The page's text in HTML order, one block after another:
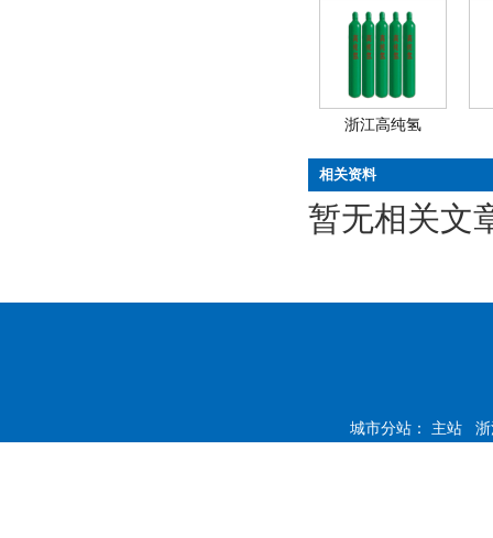
浙江高纯氢
相关资料
暂无相关文
城市分站： 主站